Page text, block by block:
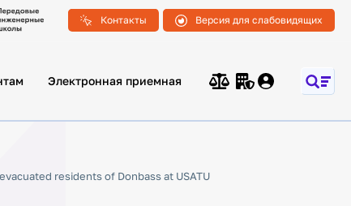
Контакты Версия для слабовидящих
Электронная приемная
residents of Donbass at USATU